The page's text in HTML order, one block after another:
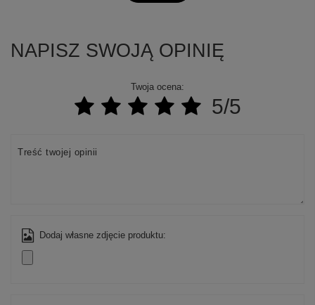
NAPISZ SWOJĄ OPINIĘ
Twoja ocena:
5/5
Treść twojej opinii
Dodaj własne zdjęcie produktu: